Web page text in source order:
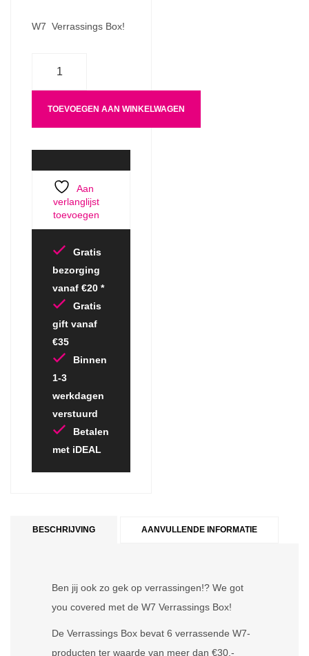
W7 Verrassings Box!
TOEVOEGEN AAN WINKELWAGEN
Aan
verlanglijst
toevoegen
Gratis
bezorging
vanaf €20 *
Gratis
gift vanaf
€35
Binnen
1-3
werkdagen
verstuurd
Betalen
met iDEAL
BESCHRIJVING AANVULLENDE INFORMATIE
Ben jij ook zo gek op verrassingen!? We got
you covered met de W7 Verrassings Box!
De Verrassings Box bevat 6 verrassende W7-
producten ter waarde van meer dan €30,-